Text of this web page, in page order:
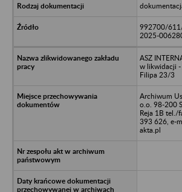
992700/
2025-
ASZ
w likwidacji -
Filipa 23/3
Archiwum
o.o. 98-200
Reja 1B tel./
393 626, e-
akta.pl